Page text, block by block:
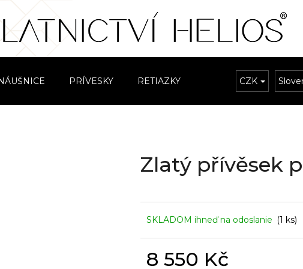
PRÍVESKY RETIAZKY NÁRAMKYCZK
Zlatý přívěsek
SKLADOM ihneď na odoslanie (1 ks)
8 550 Kč